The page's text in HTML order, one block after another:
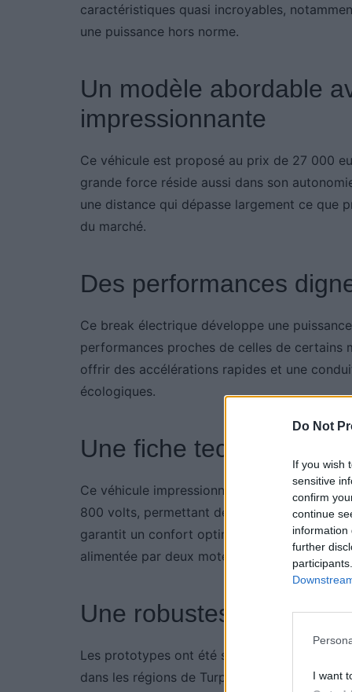
Do Not
If you wish
sensitive
confirm
continue
information
further
I want
caractéristiques quasi incroyables,
une puissance hors norme.
Un modèle abordable
impressionnante
Ce véhicule est proposé au prix de 27 000
grande force réside aussi dans son
une distance qui dépasse largement ce que
du marché.
Des performances
Ce break électrique développe une
performances proches de celles de certains
offrir des accélérations rapides et une
écologiques.
Une fiche technique qui
Ce véhicule impressionne aussi par ses
800 volts, permettant de recharger
garantit un confort optimal, même sur les
alimentée par deux moteurs électriques,
Une robustesse à toute
Les prototypes ont été soumis à des tests
dans les régions de Turpan et Hailar en